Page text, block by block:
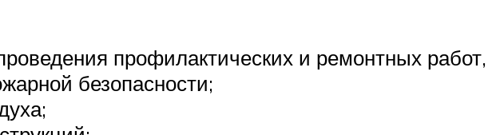
профилактических и ремонтных работ,
безопасности;